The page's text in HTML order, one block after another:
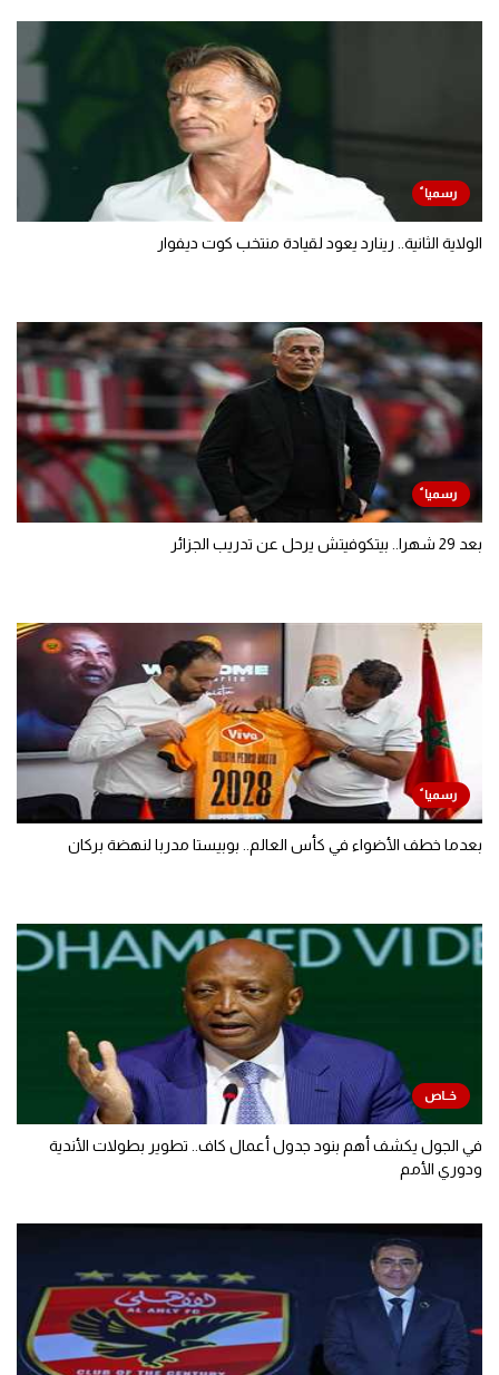
الولاية الثانية.. رينارد يعود لقيادة منتخب كوت ديفوار
بعد 29 شهرا.. بيتكوفيتش يرحل عن تدريب الجزائر
بعدما خطف الأضواء في كأس العالم.. بوبيستا مدربا لنهضة بركان
في الجول يكشف أهم بنود جدول أعمال كاف.. تطوير بطولات الأندية
ودوري الأمم